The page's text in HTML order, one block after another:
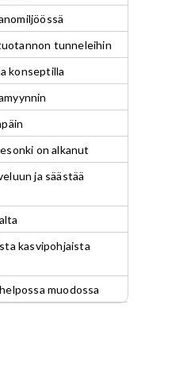
tunneleihin
konseptilla
on alkanut
ja säästää
kasvipohjaista
muodossa